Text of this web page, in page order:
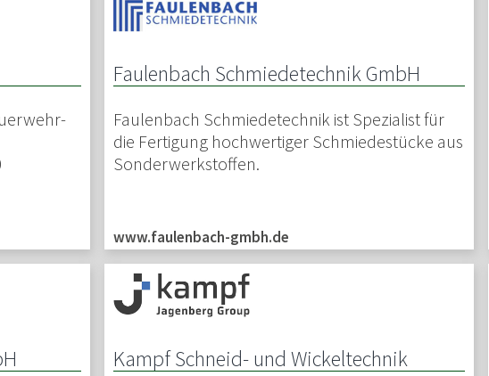
Faulenbach Schmiedetechnik GmbH
Faulenbach Schmiedetechnik ist Spezialist für
die Fertigung hochwertiger Schmiedestücke aus
Sonderwerkstoffen.
www.faulenbach-gmbh.de
Kampf Schneid- und Wickeltechnik